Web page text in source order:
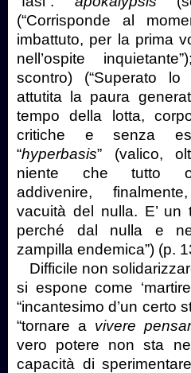
(“Corrisponde al
imbattuto, per la prima
nell’ospite
scontro) (“Superato lo
attutita la paura
tempo della lotta,
critiche e senza
“hyperbasis” (valico,
niente che tutto
addivenire,
vacuità del nulla. E’ un
perché dal nulla e
zampilla endemica”) (p.
Difficile non
si espone come
“incantesimo d’un certo
“tornare a vivere
vero potere non sta
capacità di